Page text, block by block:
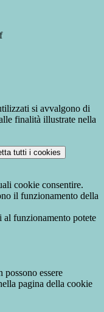
si avvalgono di
finalità illustrate nella
tutti i cookies
cookie consentire.
il funzionamento della
al funzionamento potete
essere
pagina della cookie